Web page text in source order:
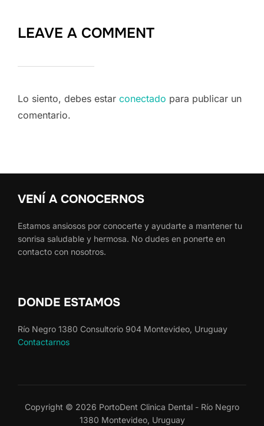
LEAVE A COMMENT
Lo siento, debes estar conectado para publicar un
comentario.
VENÍ A CONOCERNOS
Estamos ansiosos por conocerte y ayudarte a mantener tu
sonrisa saludable y hermosa. No dudes en ponerte en
contacto con nosotros.
DONDE ESTAMOS
Río Negro 1380 Consultorio 904 Montevideo, Uruguay
Contactarnos
Copyright © 2026 PortoDent Clinica Dental - Río Negro
1380 Montevideo, Uruguay